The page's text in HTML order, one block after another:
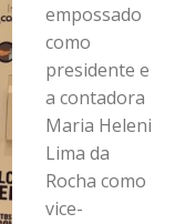
empossado
como
presidente e
a contadora
Maria Heleni
Lima da
Rocha como
vice-